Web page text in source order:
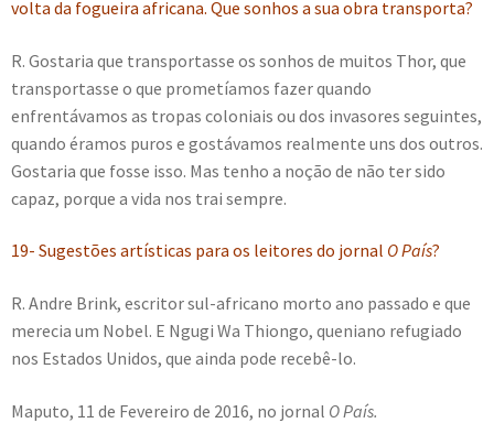
volta da fogueira africana. Que sonhos a sua obra transporta?
R. Gostaria que transportasse os sonhos de muitos Thor, que
transportasse o que prometíamos fazer quando
enfrentávamos as tropas coloniais ou dos invasores seguintes,
quando éramos puros e gostávamos realmente uns dos outros.
Gostaria que fosse isso. Mas tenho a noção de não ter sido
capaz, porque a vida nos trai sempre.
19- Sugestões artísticas para os leitores do jornal O País?
R. Andre Brink, escritor sul-africano morto ano passado e que
merecia um Nobel. E Ngugi Wa Thiongo, queniano refugiado
nos Estados Unidos, que ainda pode recebê-lo.
Maputo, 11 de Fevereiro de 2016, no jornal O País.